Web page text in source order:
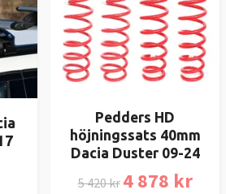
Pedders HD
höjningssats 40mm
Dacia Duster 09-24
5 420 kr 4 878 kr